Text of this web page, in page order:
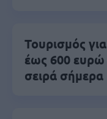
Τουρισμός
έως 600
σειρά σήμερα